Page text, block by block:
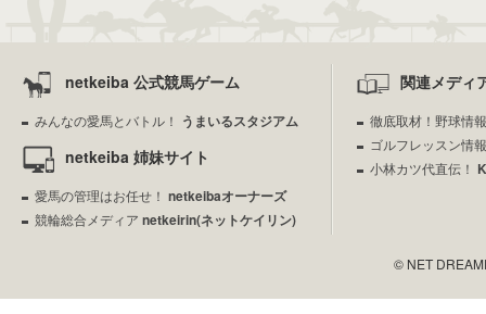
netkeiba 公式競馬ゲーム
みんなの愛馬とバトル！ うまいるスタジアム
netkeiba 姉妹サイト
愛馬の管理はお任せ！ netkeibaオーナーズ
競輪総合メディア netkeirin(ネットケイリン)
関連メディ
徹底取材！野球情
ゴルフレッスン情
小林カツ代直伝！
© NET